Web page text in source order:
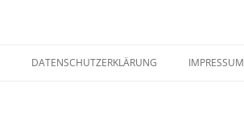
Inhalt
DATENSCHUTZERKLÄRUNG IMPRESSUM